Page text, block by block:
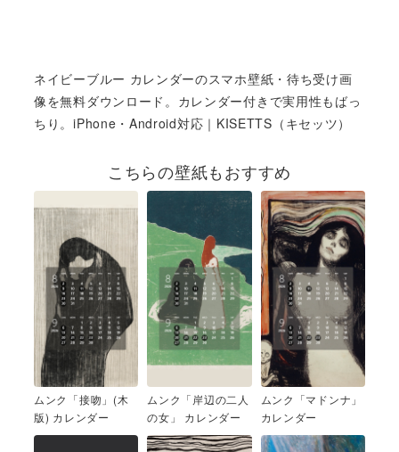
ネイビーブルー カレンダーのスマホ壁紙・待ち受け画
像を無料ダウンロード。カレンダー付きで実用性もばっ
ちり。iPhone・Android対応｜KISETTS（キセッツ）
こちらの壁紙もおすすめ
ムンク「接吻」(木
版) カレンダー
ムンク「岸辺の二人
の女」 カレンダー
ムンク「マドンナ」
カレンダー